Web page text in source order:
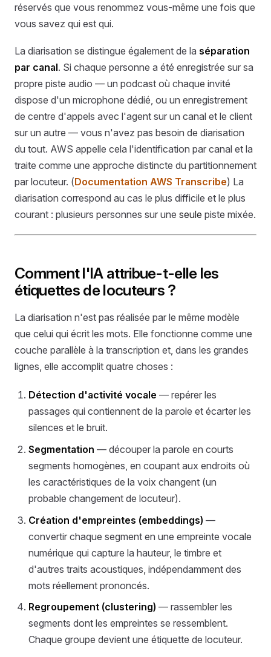
réservés que vous renommez vous-même une fois que
vous savez qui est qui.
La diarisation se distingue également de la séparation
par canal. Si chaque personne a été enregistrée sur sa
propre piste audio — un podcast où chaque invité
dispose d'un microphone dédié, ou un enregistrement
de centre d'appels avec l'agent sur un canal et le client
sur un autre — vous n'avez pas besoin de diarisation
du tout. AWS appelle cela l'identification par canal et la
traite comme une approche distincte du partitionnement
par locuteur. (Documentation AWS Transcribe) La
diarisation correspond au cas le plus difficile et le plus
courant : plusieurs personnes sur une seule piste mixée.
Comment l'IA attribue-t-elle les
étiquettes de locuteurs ?
La diarisation n'est pas réalisée par le même modèle
que celui qui écrit les mots. Elle fonctionne comme une
couche parallèle à la transcription et, dans les grandes
lignes, elle accomplit quatre choses :
Détection d'activité vocale — repérer les
passages qui contiennent de la parole et écarter les
silences et le bruit.
Segmentation — découper la parole en courts
segments homogènes, en coupant aux endroits où
les caractéristiques de la voix changent (un
probable changement de locuteur).
Création d'empreintes (embeddings) —
convertir chaque segment en une empreinte vocale
numérique qui capture la hauteur, le timbre et
d'autres traits acoustiques, indépendamment des
mots réellement prononcés.
Regroupement (clustering) — rassembler les
segments dont les empreintes se ressemblent.
Chaque groupe devient une étiquette de locuteur.